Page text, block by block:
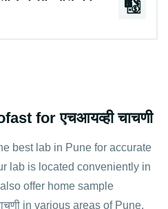
for एचआयव्ही चाचणी
best lab in Pune for accurate
lab is located conveniently in
offer home sample
in various areas of Pune.